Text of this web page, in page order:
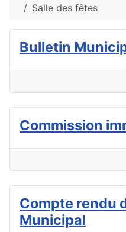
Salle des fêtes
Bulletin
Commission
Compte rendu
Municipal